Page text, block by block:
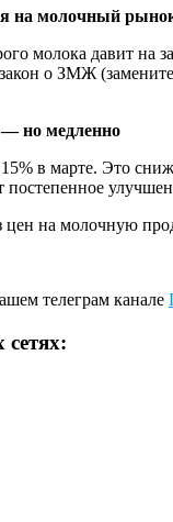
на молочный
молока давит
о ЗМЖ
но медленно
в марте. Это
постепенное
цен на молочную
телеграм канале